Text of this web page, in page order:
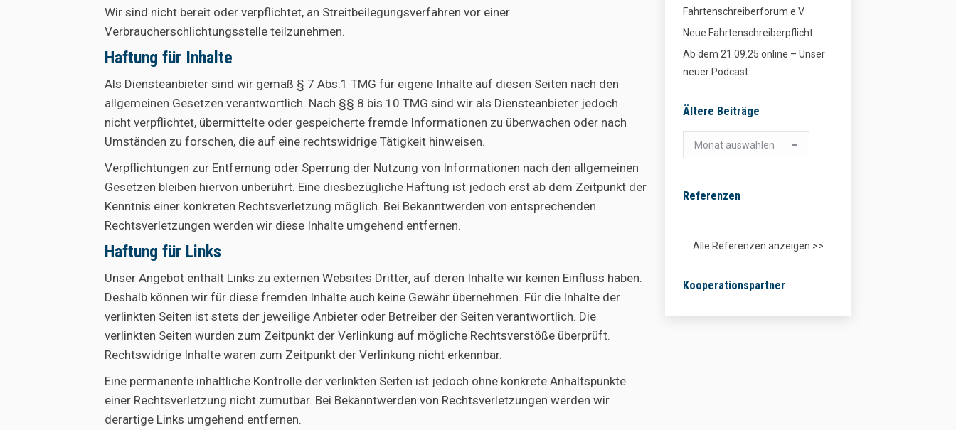
Wir sind nicht bereit oder verpflichtet, an Streitbeilegungsverfahren vor einer
Verbraucherschlichtungsstelle teilzunehmen.
Haftung für Inhalte
Als Diensteanbieter sind wir gemäß § 7 Abs.1 TMG für eigene Inhalte auf diesen Seiten nach den
allgemeinen Gesetzen verantwortlich. Nach §§ 8 bis 10 TMG sind wir als Diensteanbieter jedoch
nicht verpflichtet, übermittelte oder gespeicherte fremde Informationen zu überwachen oder nach
Umständen zu forschen, die auf eine rechtswidrige Tätigkeit hinweisen.
Verpflichtungen zur Entfernung oder Sperrung der Nutzung von Informationen nach den allgemeinen
Gesetzen bleiben hiervon unberührt. Eine diesbezügliche Haftung ist jedoch erst ab dem Zeitpunkt der
Kenntnis einer konkreten Rechtsverletzung möglich. Bei Bekanntwerden von entsprechenden
Rechtsverletzungen werden wir diese Inhalte umgehend entfernen.
Haftung für Links
Unser Angebot enthält Links zu externen Websites Dritter, auf deren Inhalte wir keinen Einfluss haben.
Deshalb können wir für diese fremden Inhalte auch keine Gewähr übernehmen. Für die Inhalte der
verlinkten Seiten ist stets der jeweilige Anbieter oder Betreiber der Seiten verantwortlich. Die
verlinkten Seiten wurden zum Zeitpunkt der Verlinkung auf mögliche Rechtsverstöße überprüft.
Rechtswidrige Inhalte waren zum Zeitpunkt der Verlinkung nicht erkennbar.
Eine permanente inhaltliche Kontrolle der verlinkten Seiten ist jedoch ohne konkrete Anhaltspunkte
einer Rechtsverletzung nicht zumutbar. Bei Bekanntwerden von Rechtsverletzungen werden wir
derartige Links umgehend entfernen.
Fahrtenschreiberforum e.V.
Neue Fahrtenschreiberpflicht
Ab dem 21.09.25 online – Unser
neuer Podcast
Ältere Beiträge
Ältere
Beiträge
Referenzen
Alle Referenzen anzeigen >>
Kooperationspartner